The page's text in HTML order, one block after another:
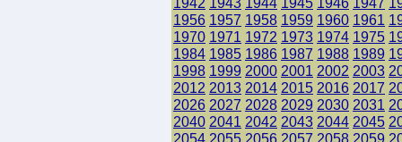
1956 1957 1958 1959 1960 1961
1970 1971 1972 1973 1974 1975
1984 1985 1986 1987 1988 1989
1998 1999 2000 2001 2002 2003
2012 2013 2014 2015 2016 2017
2026 2027 2028 2029 2030 2031
2040 2041 2042 2043 2044 2045
2054 2055 2056 2057 2058 2059